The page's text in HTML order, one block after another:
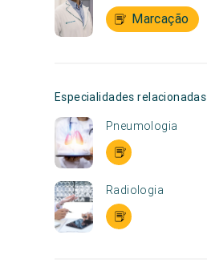
Marcação
Especialidades relacionadas
Pneumologia
Radiologia